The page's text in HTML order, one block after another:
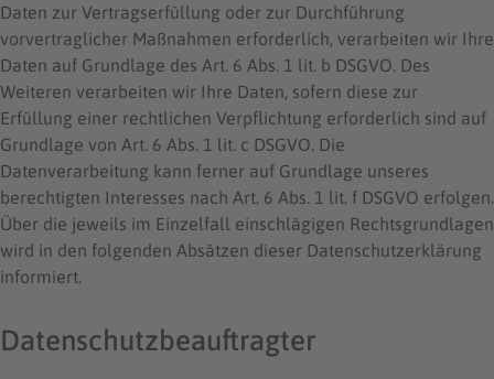
Daten zur Vertragserfüllung oder zur Durchführung
vorvertraglicher Maßnahmen erforderlich, verarbeiten wir Ihre
Daten auf Grundlage des Art. 6 Abs. 1 lit. b DSGVO. Des
Weiteren verarbeiten wir Ihre Daten, sofern diese zur
Erfüllung einer rechtlichen Verpflichtung erforderlich sind auf
Grundlage von Art. 6 Abs. 1 lit. c DSGVO. Die
Datenverarbeitung kann ferner auf Grundlage unseres
berechtigten Interesses nach Art. 6 Abs. 1 lit. f DSGVO erfolgen.
Über die jeweils im Einzelfall einschlägigen Rechtsgrundlagen
wird in den folgenden Absätzen dieser Datenschutzerklärung
informiert.
Datenschutz­beauftragter